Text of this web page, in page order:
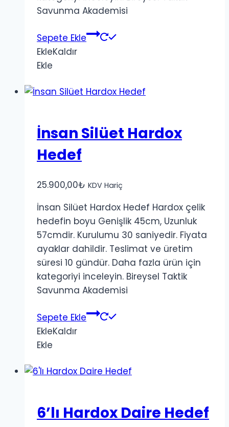
Savunma Akademisi
Sepete Ekle
EkleKaldır
Ekle
İnsan Silüet Hardox
Hedef
25.900,00₺ KDV Hariç
İnsan Silüet Hardox Hedef Hardox çelik
hedefin boyu Genişlik 45cm, Uzunluk
57cmdir. Kurulumu 30 saniyedir. Fiyata
ayaklar dahildir. Teslimat ve üretim
süresi 10 gündür. Daha fazla ürün için
kategoriyi inceleyin. Bireysel Taktik
Savunma Akademisi
Sepete Ekle
EkleKaldır
Ekle
6’lı Hardox Daire Hedef